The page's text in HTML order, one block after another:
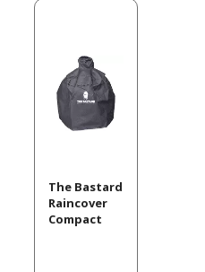
The Bastard
Raincover
Compact